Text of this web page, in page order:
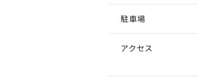
駐車場
アクセス